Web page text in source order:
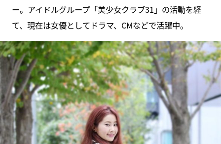
ー。アイドルグループ「美少女クラブ31」の活動を経
て、現在は女優としてドラマ、CMなどで活躍中。